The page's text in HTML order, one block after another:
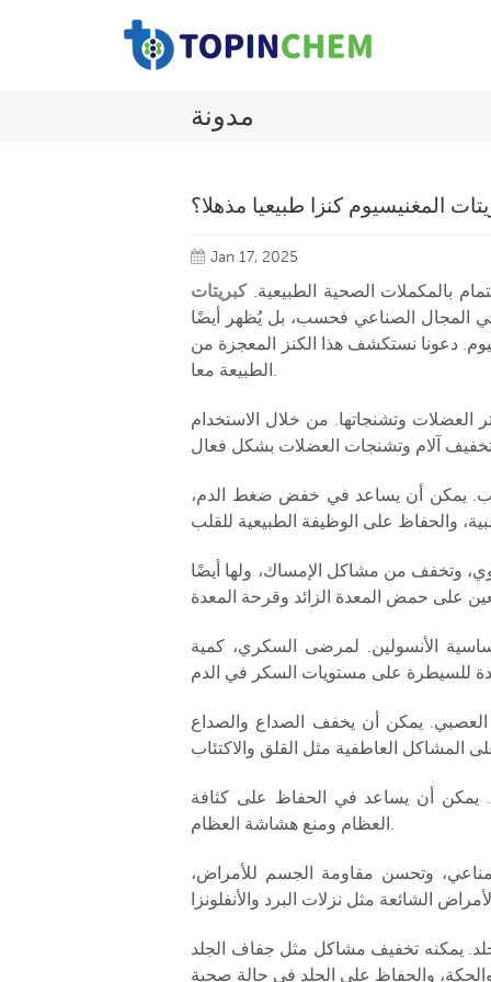
مدونة
المغنيسيوم كنزا طبيعيا مذهلا؟
Jan 17, 2025
بالمكملات الصحية الطبيعية.كبريتات
المجال الصناعي فحسب، بل يُظهر أيضًا
دعونا نستكشف هذا الكنز المعجزة من
الطبيعة معا.
وتشنجاتها. من خلال الاستخدام
يمكن أن يساعد في خفض ضغط الدم،
وتخفف من مشاكل الإمساك، ولها أيضًا
الأنسولين. لمرضى السكري، كمية
العصبي. يمكن أن يخفف الصداع والصداع
يمكن أن يساعد في الحفاظ على كثافة
العظام ومنع هشاشة العظام.
وتحسن مقاومة الجسم للأمراض،
يمكنه تخفيف مشاكل مثل جفاف الجلد